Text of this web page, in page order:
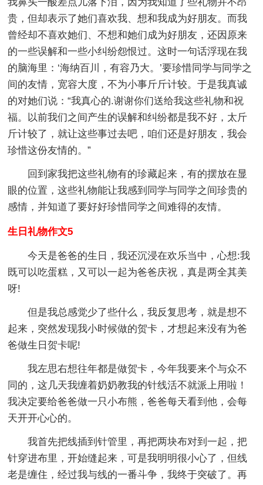
我鼻头一酸差点儿落下泪，因为我知道了些礼物并不昂
贵，但却表示了她们喜欢我、想和我成为好朋友。而我
曾经却不喜欢她们、不想和她们成为好朋友，还因原来
的一些误解和一些小纠纷怨恨过。这时一句话浮现在我
的脑海里：‘海纳百川，有容乃大。’要珍惜同学与同学之
间的友情，宽容大度，不为小事斤斤计较。于是我真诚
的对她们说：“我真心的.谢谢你们送给我这些礼物和祝
福。以前我们之间产生的误解和纠纷都是我不好，太斤
斤计较了，就让这些事过去吧，咱们还是好朋友，我会
珍惜这份友情的。”
回到家我把这些礼物有的珍藏起来，有的摆放在显
眼的位置，这些礼物能让我感到同学与同学之间珍贵的
感情，并知道了要好好珍惜同学之间难得的友情。
生日礼物作文5
今天是爸爸的生日，我还沉浸在欢乐当中，心想:我
既可以吃蛋糕，又可以一起为爸爸庆祝，真是两全其美
呀!
但是我总感觉少了些什么，我反复思考，就是想不
起来，突然发现我小时候做的贺卡，才想起来没有为爸
爸做生日贺卡呢!
我左思右想往年都是做贺卡，今年我要来个与众不
同的，这几天我缠着奶奶教我的针线活不就派上用啦！
我决定要给爸爸做一只小布熊，爸爸每天看到他，会每
天开开心心的。
我首先把线插到针管里，再把两块布对到一起，把
针穿进布里，开始缝起来，可是我明明很小心了，但线
老是缠住，经过我与线的一番斗争，我终于突破了。再